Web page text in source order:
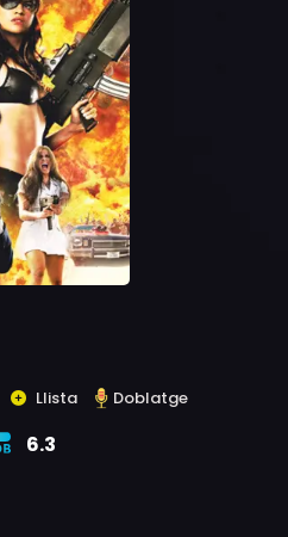
Llista Doblatge
6.3